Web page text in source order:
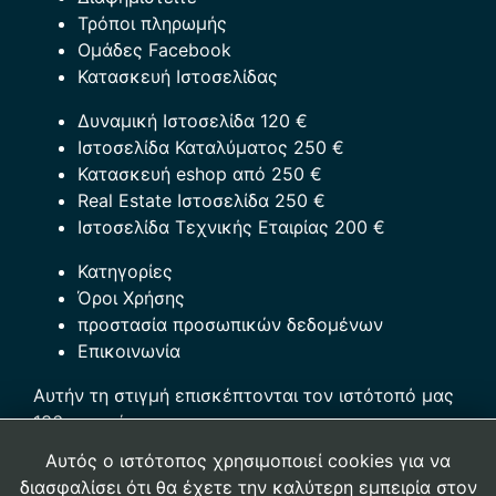
Τρόποι πληρωμής
Ομάδες Facebook
Κατασκευή Ιστοσελίδας
Δυναμική Ιστοσελίδα 120 €
Ιστοσελίδα Καταλύματος 250 €
Κατασκευή eshop από 250 €
Real Estate Ιστοσελίδα 250 €
Ιστοσελίδα Τεχνικής Εταιρίας 200 €
Κατηγορίες
Όροι Χρήσης
προστασία προσωπικών δεδομένων
Επικοινωνία
Αυτήν τη στιγμή επισκέπτονται τον ιστότοπό μας
136 επισκέπτες
Αρ. Γ.Ε.ΜΗ.:121023909000
Αυτός ο ιστότοπος χρησιμοποιεί cookies για να
διασφαλίσει ότι θα έχετε την καλύτερη εμπειρία στον